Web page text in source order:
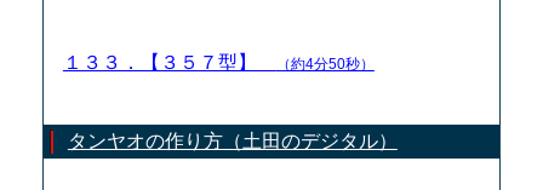
１３３．【３５７型】 （約4分50秒）
タンヤオの作り方（土田のデジタル）